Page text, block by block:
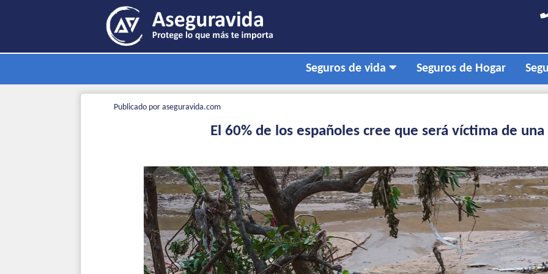
Seguros de Hogar
Seguros de vida
Publicado por aseguravida.com
El 60% de los españoles cree que será víctima de